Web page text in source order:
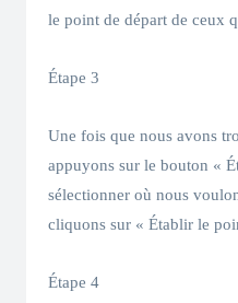
le point de départ de ceux
Étape 3
Une fois que nous avons
appuyons sur le bouton «
sélectionner où nous
cliquons sur « Établir le
Étape 4